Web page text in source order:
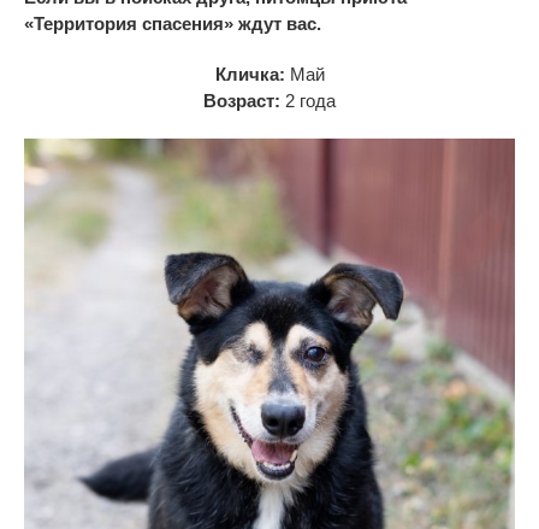
«Территория спасения» ждут вас.
Кличка: Май
Возраст: 2 года